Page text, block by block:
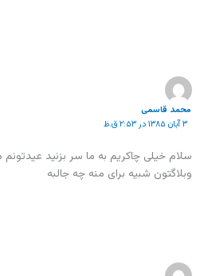
محمد قاسمی
۳ آبان ۱۳۸۵ در ۲:۵۳ ق.ظ
سلام خیلی چاکریم به ما سر بزنید
وبلاگتون شبیه برای منه چه جالبه